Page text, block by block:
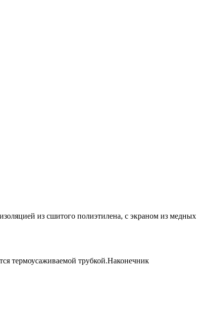
из сшитого полиэтилена, с экраном из медных
термоусаживаемой трубкой.Наконечник